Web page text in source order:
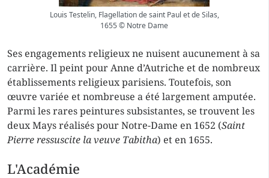
Louis Testelin, Flagellation de saint Paul et de Silas,
1655 © Notre Dame
Ses engagements religieux ne nuisent aucunement à sa
carrière. Il peint pour Anne d’Autriche et de nombreux
établissements religieux parisiens. Toutefois, son
œuvre variée et nombreuse a été largement amputée.
Parmi les rares peintures subsistantes, se trouvent les
deux Mays réalisés pour Notre-Dame en 1652 (Saint
Pierre ressuscite la veuve Tabitha) et en 1655.
L'Académie